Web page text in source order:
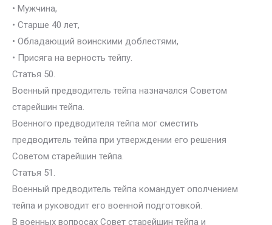
• Мужчина,
• Старше 40 лет,
• Обладающий воинскими доблестями,
• Присяга на верность тейпу.
Статья 50.
Военный предводитель тейпа назначался Советом
старейшин тейпа.
Военного предводителя тейпа мог сместить
предводитель тейпа при утверждении его решения
Советом старейшин тейпа.
Статья 51.
Военный предводитель тейпа командует ополчением
тейпа и руководит его военной подготовкой.
В военных вопросах Совет старейшин тейпа и